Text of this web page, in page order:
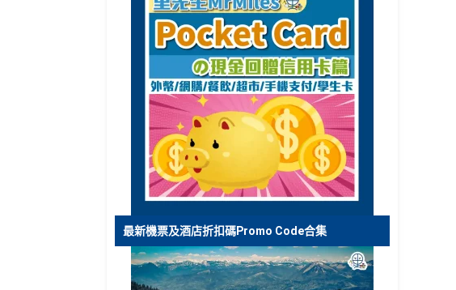
最新機票及酒店折扣碼Promo Code合集